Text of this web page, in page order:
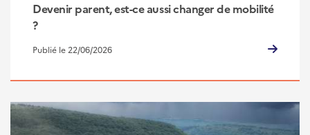
Devenir parent, est-ce aussi changer de mobilité
?
Publié le 22/06/2026